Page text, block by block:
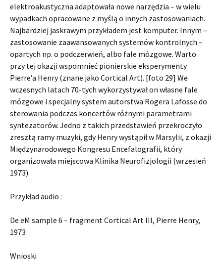
elektroakustyczna adaptowała nowe narzędzia – w wielu
wypadkach opracowane z myślą o innych zastosowaniach.
Najbardziej jaskrawym przykładem jest komputer. Innym –
zastosowanie zaawansowanych systemów kontrolnych –
opartych np. o podczerwień, albo fale mózgowe. Warto
przy tej okazji wspomnieć pionierskie eksperymenty
Pierre’a Henry (znane jako Cortical Art). [foto 29] We
wczesnych latach 70-tych wykorzystywał on własne fale
mózgowe i specjalny system autorstwa Rogera Lafosse do
sterowania podczas koncertów różnymi parametrami
syntezatorów. Jedno z takich przedstawień przekroczyło
zresztą ramy muzyki, gdy Henry wystąpił w Marsylii, z okazji
Międzynarodowego Kongresu Encefalografii, który
organizowała miejscowa Klinika Neurofizjologii (wrzesień
1973).
Przykład audio :
De eM sample 6 – fragment Cortical Art III, Pierre Henry,
1973
Wnioski